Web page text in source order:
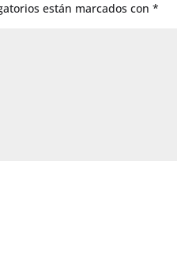
están marcados con*